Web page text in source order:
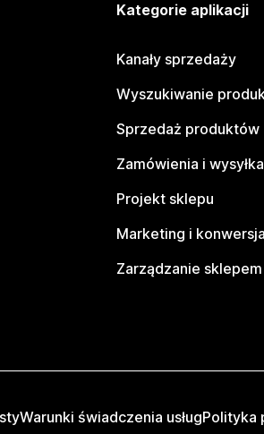
Kategorie aplikacji
Kanały sprzedaży
Wyszukiwanie
Sprzedaż produktów
Zamówienia i wysyłka
Projekt sklepu
Marketing i konwersja
Zarządzanie sklepem
Warunki świadczenia usługPolityka